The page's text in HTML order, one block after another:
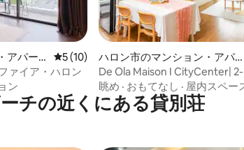
評価
アパー
レビュー10件、5つ星中5つ星の平均評価
5 (10)
ァイア・ハロン
ン
ハロン市のマンション・アパー
ト
De Ola Maison I CityCenter| 2-
眺め
眺め · おもてなし · 屋内スペー
チの近くにある貸別荘